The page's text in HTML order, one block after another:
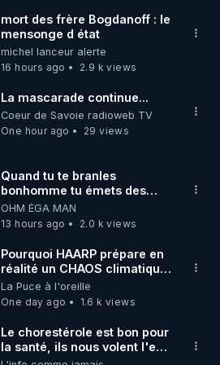
rdlr_thierrycasasnovas/
RGNR (stages,
SUR ODYSEE
sont aussi sur la
mort des frère Bogdanoff : le
mensonge d état
michel lanceur alerte
16 hours ago
2.9 k views
La mascarade continue...
Coeur de Savoie radioweb TV
One hour ago
29 views
Quand tu te branles
bonhomme tu émets des
ondes ils ont juste omis de
t'expliquer
OHM ÉGA MAN
13 hours ago
2.0 k views
Pourquoi HAARP prépare en
réalité un CHAOS climatique,
on répond
La Puce à l'oreille
One day ago
1.6 k views
Le chorestérole est bon pour
la santé, ils nous volent l'eau
! 😒🤢😡